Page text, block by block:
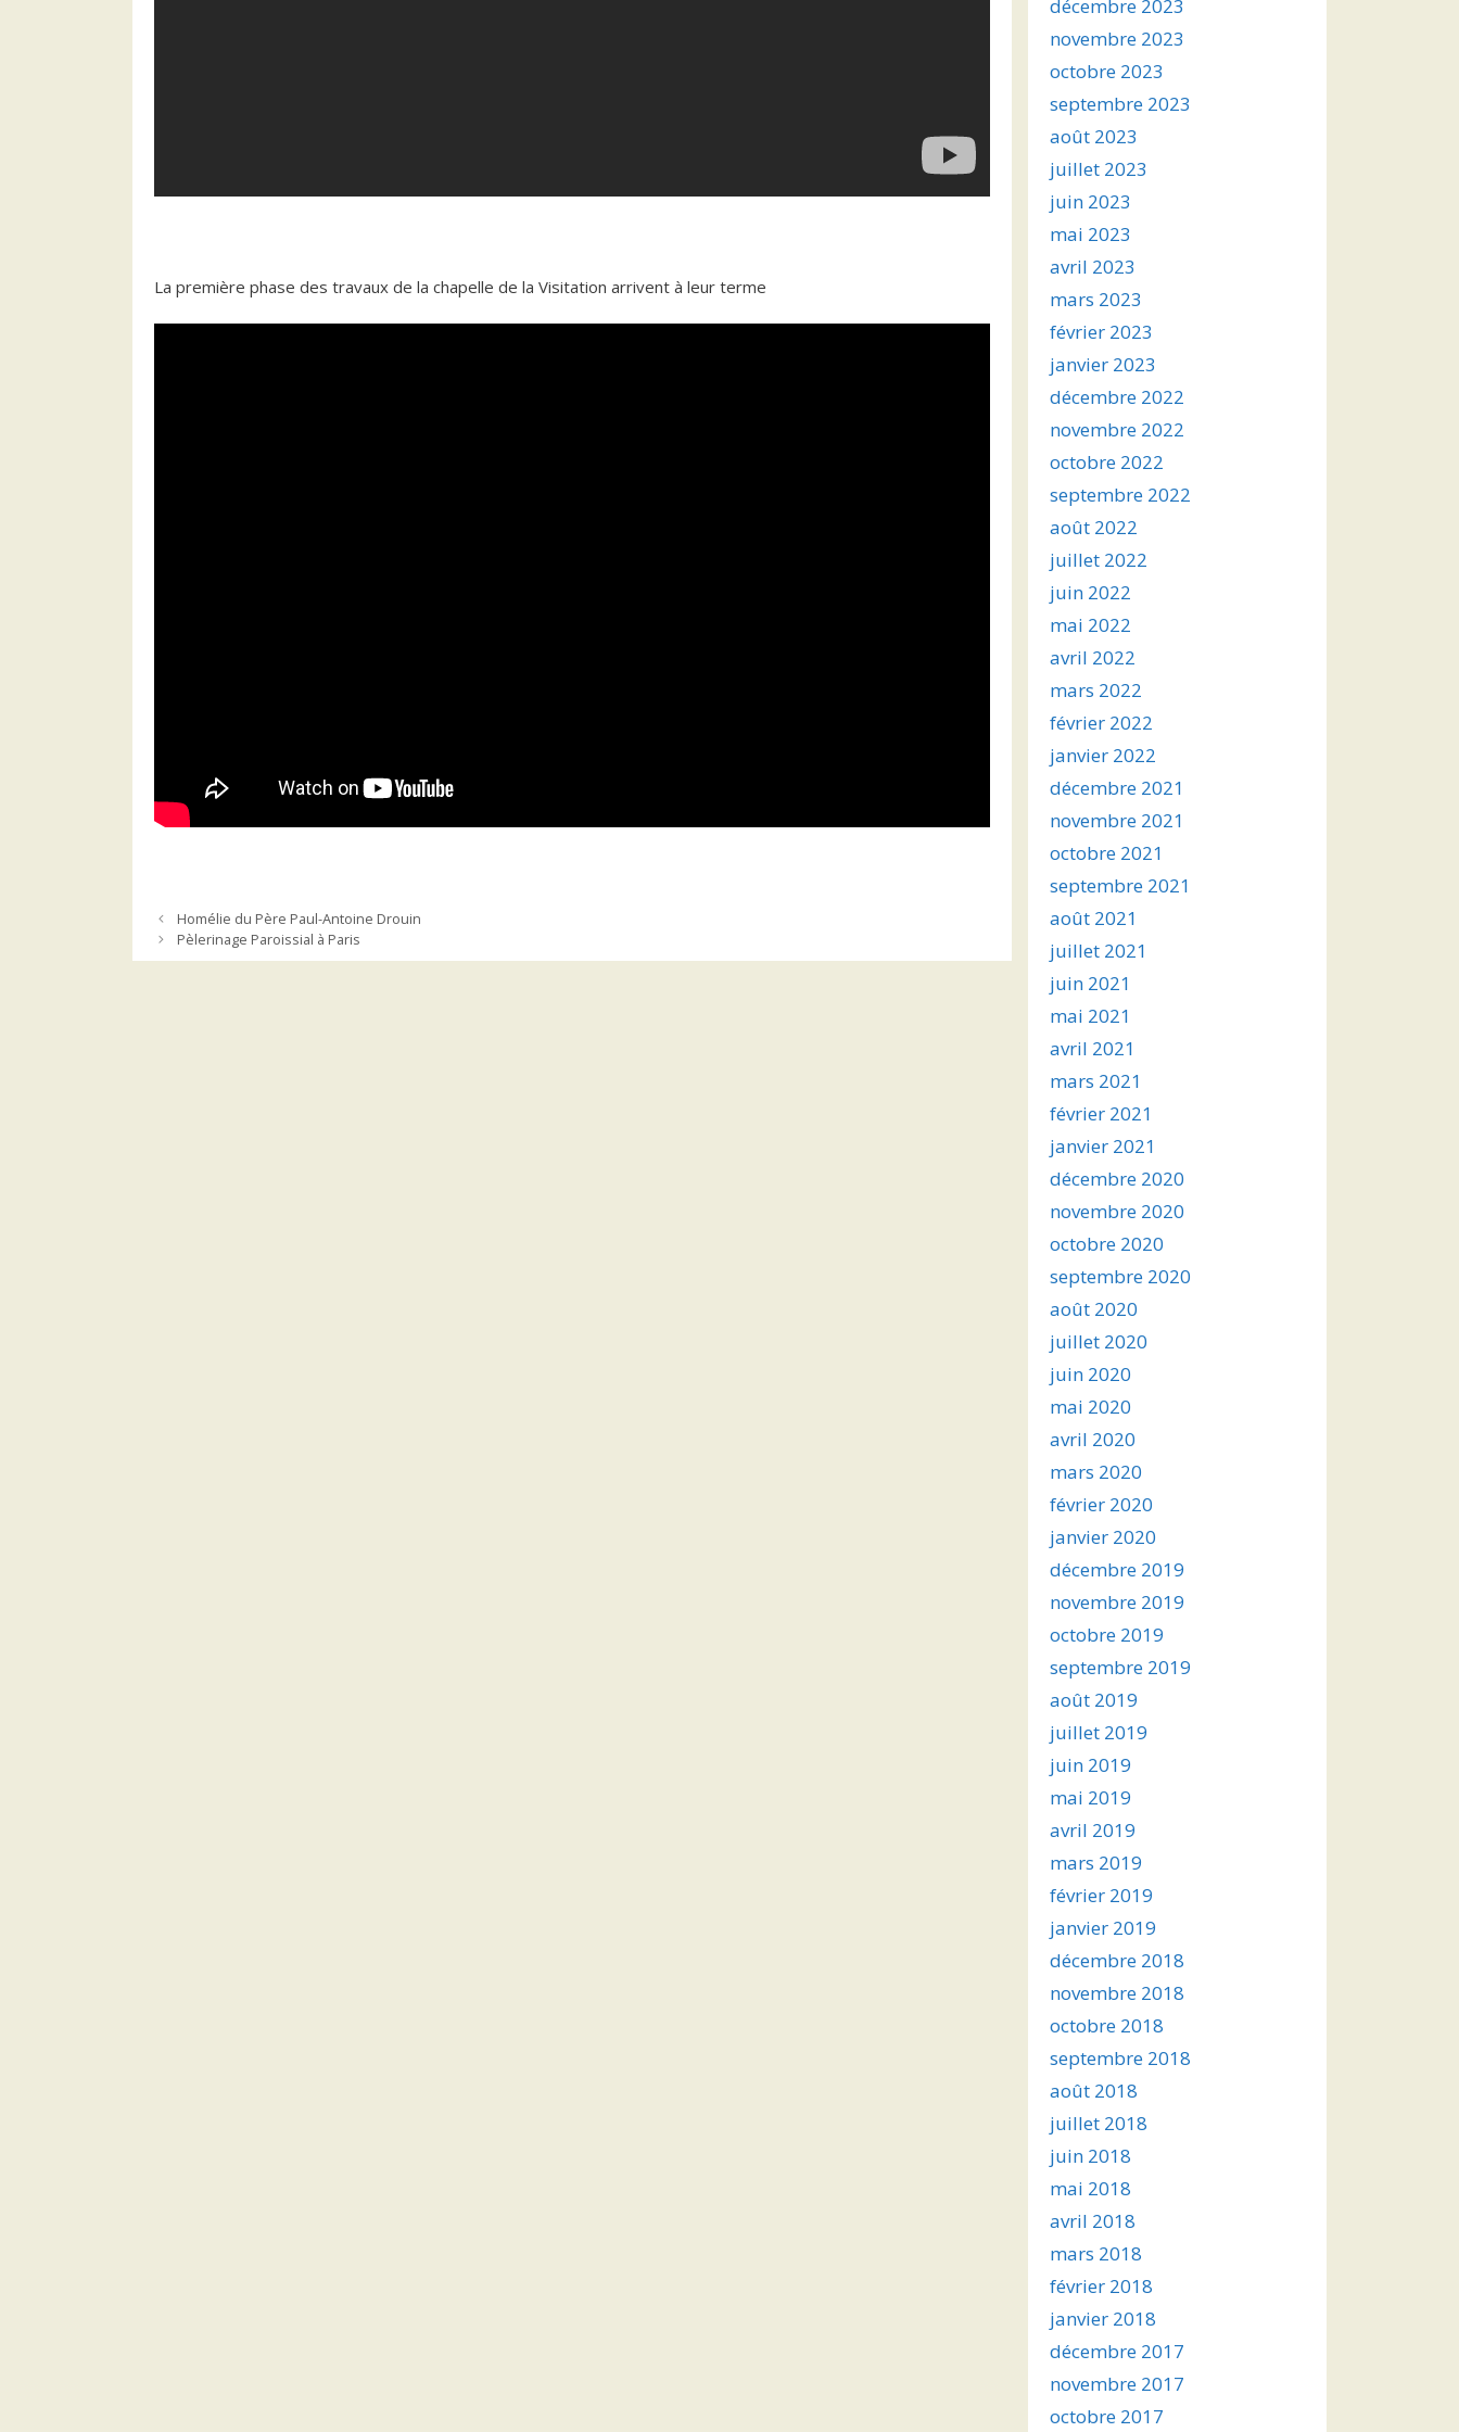
La première phase des travaux de la chapelle de la Visitation arrivent à leur terme
Homélie du Père Paul-Antoine Drouin
Pèlerinage Paroissial à Paris
décembre 2023
novembre 2023
octobre 2023
septembre 2023
août 2023
juillet 2023
juin 2023
mai 2023
avril 2023
mars 2023
février 2023
janvier 2023
décembre 2022
novembre 2022
octobre 2022
septembre 2022
août 2022
juillet 2022
juin 2022
mai 2022
avril 2022
mars 2022
février 2022
janvier 2022
décembre 2021
novembre 2021
octobre 2021
septembre 2021
août 2021
juillet 2021
juin 2021
mai 2021
avril 2021
mars 2021
février 2021
janvier 2021
décembre 2020
novembre 2020
octobre 2020
septembre 2020
août 2020
juillet 2020
juin 2020
mai 2020
avril 2020
mars 2020
février 2020
janvier 2020
décembre 2019
novembre 2019
octobre 2019
septembre 2019
août 2019
juillet 2019
juin 2019
mai 2019
avril 2019
mars 2019
février 2019
janvier 2019
décembre 2018
novembre 2018
octobre 2018
septembre 2018
août 2018
juillet 2018
juin 2018
mai 2018
avril 2018
mars 2018
février 2018
janvier 2018
décembre 2017
novembre 2017
octobre 2017